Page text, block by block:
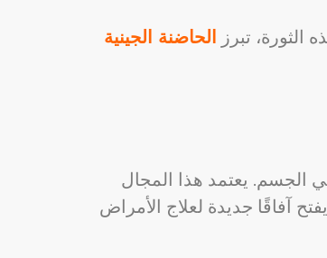
تبرز
الحاضنة الجينية
الجسم. يعتمد هذا المجال
آفاقًا جديدة لعلاج الأمراض